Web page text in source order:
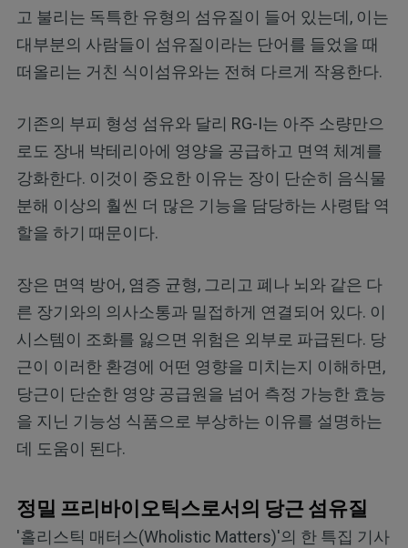
고 불리는 독특한 유형의 섬유질이 들어 있는데, 이는
대부분의 사람들이 섬유질이라는 단어를 들었을 때
떠올리는 거친 식이섬유와는 전혀 다르게 작용한다.
기존의 부피 형성 섬유와 달리 RG-I는 아주 소량만으
로도 장내 박테리아에 영양을 공급하고 면역 체계를
강화한다. 이것이 중요한 이유는 장이 단순히 음식물
분해 이상의 훨씬 더 많은 기능을 담당하는 사령탑 역
할을 하기 때문이다.
장은 면역 방어, 염증 균형, 그리고 폐나 뇌와 같은 다
른 장기와의 의사소통과 밀접하게 연결되어 있다. 이
시스템이 조화를 잃으면 위험은 외부로 파급된다. 당
근이 이러한 환경에 어떤 영향을 미치는지 이해하면,
당근이 단순한 영양 공급원을 넘어 측정 가능한 효능
을 지닌 기능성 식품으로 부상하는 이유를 설명하는
데 도움이 된다.
정밀 프리바이오틱스로서의 당근 섬유질
'홀리스틱 매터스(Wholistic Matters)'의 한 특집 기사